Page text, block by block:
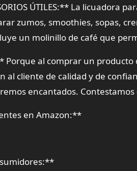
ÚTILES:** La
zumos, smoothies, sopas,
un molinillo de café que
Porque al comprar un
al cliente de calidad y de
encantados.
en Amazon:**